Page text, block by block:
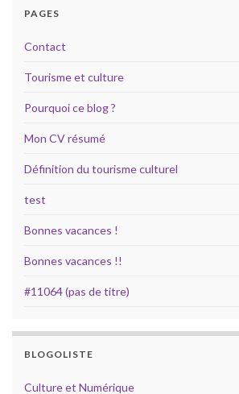
PAGES
Contact
Tourisme et culture
Pourquoi ce blog ?
Mon CV résumé
Définition du tourisme culturel
test
Bonnes vacances !
Bonnes vacances !!
#11064 (pas de titre)
BLOGOLISTE
Culture et Numérique